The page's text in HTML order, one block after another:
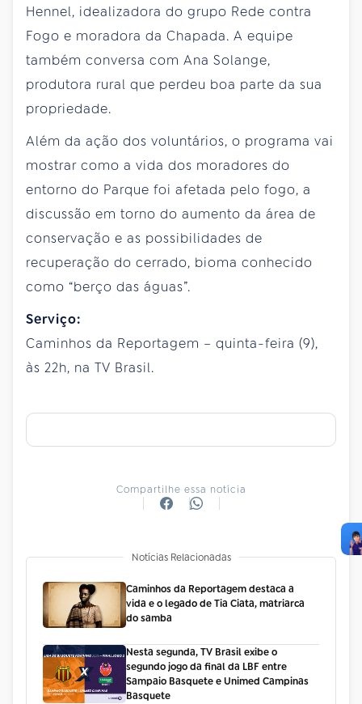
Hennel, idealizadora do grupo Rede contra
Fogo e moradora da Chapada. A equipe
também conversa com Ana Solange,
produtora rural que perdeu boa parte da sua
propriedade.
Além da ação dos voluntários, o programa vai
mostrar como a vida dos moradores do
entorno do Parque foi afetada pelo fogo, a
discussão em torno do aumento da área de
conservação e as possibilidades de
recuperação do cerrado, bioma conhecido
como “berço das águas”.
Serviço:
Caminhos da Reportagem – quinta-feira (9),
às 22h, na TV Brasil.
Compartilhe essa notícia
Notícias Relacionadas
Caminhos da Reportagem destaca a
vida e o legado de Tia Ciata, matriarca
do samba
Nesta segunda, TV Brasil exibe o
segundo jogo da final da LBF entre
Sampaio Basquete e Unimed Campinas
Basquete